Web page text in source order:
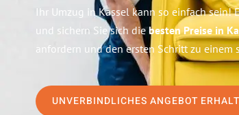
Ihr Umzug in Kassel kann so einfach sein!
und sichern Sie sich diebesten Preise in
anfordern und den ersten Schritt zu einem
UNVERBINDLICHES ANGEBOT